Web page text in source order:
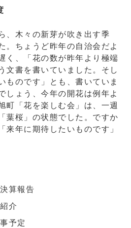
、木々の新芽が吹き出す季
。ちょうど昨年の自治会だよ
く、「花の数が昨年より極端
文書を書いていました。そし
ものです」とも、書いていま
しょう、今年の開花は例年よ
町「花を楽しむ会」は、一週
葉桜」の状態でした。ですか
来年に期待したいものです」
算報告
介
予定